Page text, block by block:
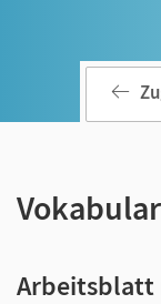
Arbeitsblatt